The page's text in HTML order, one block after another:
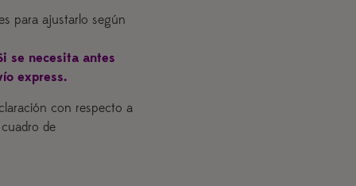
para ajustarlo según
se necesita antes
express.
con respecto a
de